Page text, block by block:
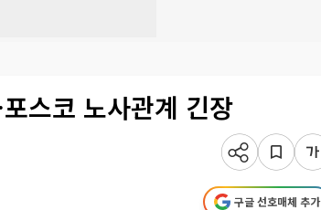
스코 노사관계 긴장
구글 선호매체 추가